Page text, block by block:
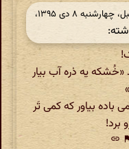
در ‫۹ سال و ۷ ماه قبل، چهارشنبه ۸ دی ۱۳۹۵،
یه ذره آب بیار
بیاور که کمی تَر
برد!
link